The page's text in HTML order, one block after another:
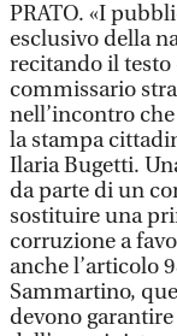
PRATO. «I
esclusivo della
recitando il testo
commissario
nell’incontro
la stampa
Ilaria Bugetti.
da parte di un
sostituire una
corruzione a
anche l’articolo
Sammartino,
devono